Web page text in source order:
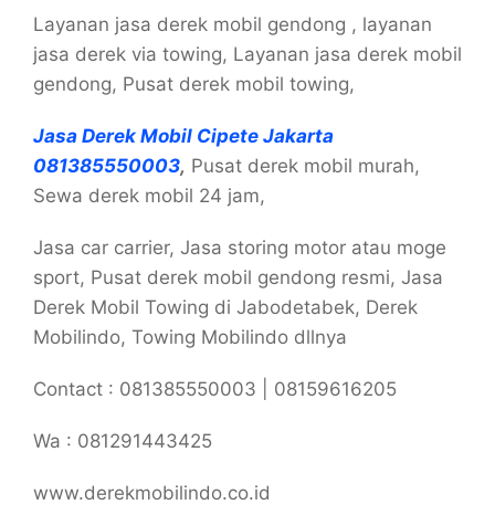
Layanan jasa derek mobil gendong , layanan
jasa derek via towing, Layanan jasa derek mobil
gendong, Pusat derek mobil towing,
Jasa Derek Mobil Cipete Jakarta
081385550003, Pusat derek mobil murah,
Sewa derek mobil 24 jam,
Jasa car carrier, Jasa storing motor atau moge
sport, Pusat derek mobil gendong resmi, Jasa
Derek Mobil Towing di Jabodetabek, Derek
Mobilindo, Towing Mobilindo dllnya
Contact : 081385550003 | 08159616205
Wa : 081291443425
www.derekmobilindo.co.id